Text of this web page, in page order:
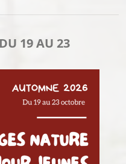
19 AU 23